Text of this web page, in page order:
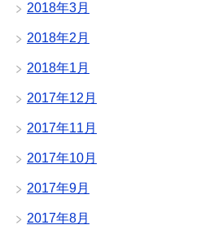
2018年3月
2018年2月
2018年1月
2017年12月
2017年11月
2017年10月
2017年9月
2017年8月